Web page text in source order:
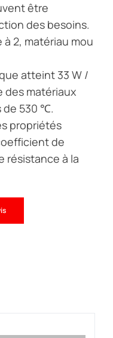
être
des besoins.
2, matériau mou
atteint 33 W /
des matériaux
de 530 ℃.
propriétés
de
résistance à la